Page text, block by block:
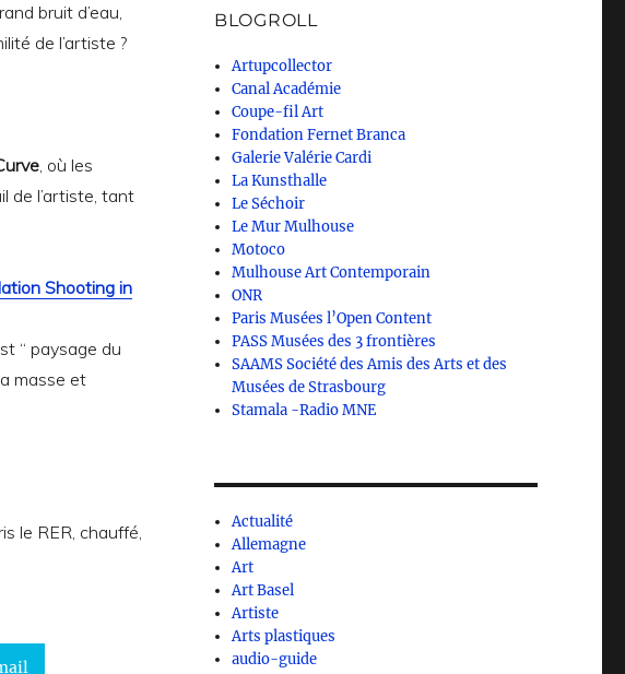
bruit d’eau,
de l’artiste ?
, où les
de l’artiste, tant
Shooting in
“ paysage du
masse et
le RER, chauffé,
BLOGROLL
Artupcollector
Canal Académie
Coupe-fil Art
Fondation Fernet Branca
Galerie Valérie Cardi
La Kunsthalle
Le Séchoir
Le Mur Mulhouse
Motoco
Mulhouse Art Contemporain
ONR
Paris Musées l’Open Content
PASS Musées des 3 frontières
SAAMS Société des Amis des Arts et des
Musées de Strasbourg
Stamala -Radio MNE
Actualité
Allemagne
Art
Art Basel
Artiste
Arts plastiques
audio-guide